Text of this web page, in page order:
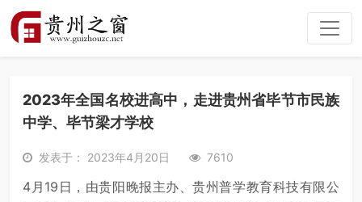
2023年全国名校进高中，走进贵州省毕节市民族
中学、毕节梁才学校
发表于： 2023年4月20日 7610
4月19日，由贵阳晚报主办、贵州普学教育科技有限公